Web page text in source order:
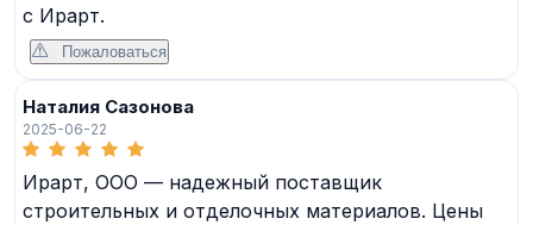
с Ирарт.
Пожаловаться
Наталия Сазонова
2025-06-22
Ирарт, ООО — надежный поставщик
строительных и отделочных материалов. Цены